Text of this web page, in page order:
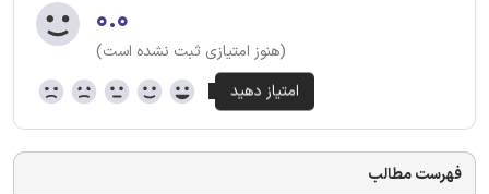
۰.۰
(هنوز امتیازی ثبت نشده است)
فهرست مطالب